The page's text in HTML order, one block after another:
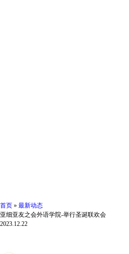
首页 » 最新动态
亚细亚友之会外语学院-举行圣诞联欢会
2023.12.22